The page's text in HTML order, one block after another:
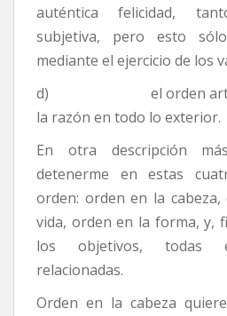
auténtica felicidad,
subjetiva, pero esto
mediante el ejercicio de los
d) el orden
la razón en todo lo exterior.
En otra descripción
detenerme en estas
orden: orden en la
vida, orden en la forma, y,
los objetivos, todas
relacionadas.
Orden en la cabeza